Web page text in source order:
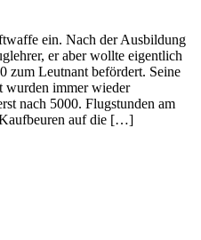
ein. Nach der Ausbildung
er aber wollte eigentlich
zum Leutnant befördert. Seine
wurden immer wieder
nach 5000. Flugstunden am
auf die […]